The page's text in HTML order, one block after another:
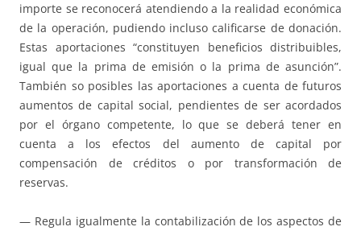
importe se reconocerá atendiendo a la realidad económica
de la operación, pudiendo incluso calificarse de donación.
Estas aportaciones “constituyen beneficios distribuibles,
igual que la prima de emisión o la prima de asunción”.
También so posibles las aportaciones a cuenta de futuros
aumentos de capital social, pendientes de ser acordados
por el órgano competente, lo que se deberá tener en
cuenta a los efectos del aumento de capital por
compensación de créditos o por transformación de
reservas.
— Regula igualmente la contabilización de los aspectos de